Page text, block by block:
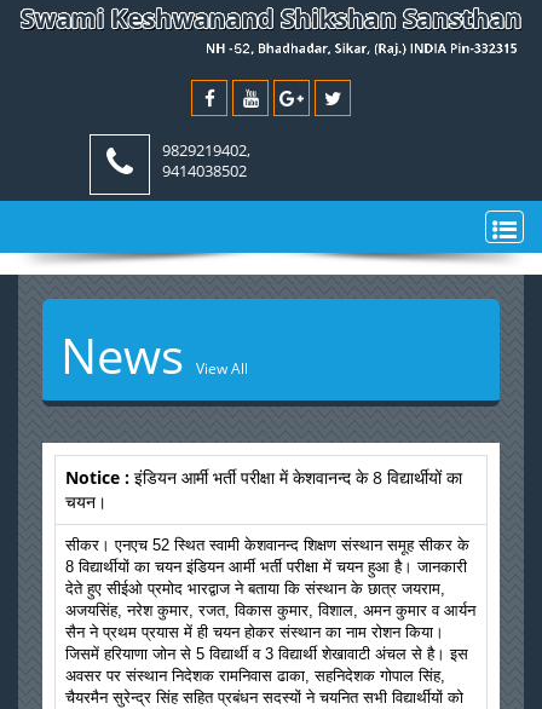
9829219402,
9414038502
News View All
Notice : इंडियन आर्मी भर्ती परीक्षा में केशवानन्द के 8 विद्यार्थीयों का
चयन।
सीकर। एनएच 52 स्थित स्वामी केशवानन्द शिक्षण संस्थान समूह सीकर के
8 विद्यार्थीयों का चयन इंडियन आर्मी भर्ती परीक्षा में चयन हुआ है। जानकारी
देते हुए सीईओ प्रमोद भारद्वाज ने बताया कि संस्थान के छात्र जयराम,
अजयसिंह, नरेश कुमार, रजत, विकास कुमार, विशाल, अमन कुमार व आर्यन
सैन ने प्रथम प्रयास में ही चयन होकर संस्थान का नाम रोशन किया।
जिसमें हरियाणा जोन से 5 विद्यार्थी व 3 विद्यार्थी शेखावाटी अंचल से है। इस
अवसर पर संस्थान निदेशक रामनिवास ढाका, सहनिदेशक गोपाल सिंह,
चैयरमैन सुरेन्द्र सिंह सहित प्रबंधन सदस्यों ने चयनित सभी विद्यार्थीयों को